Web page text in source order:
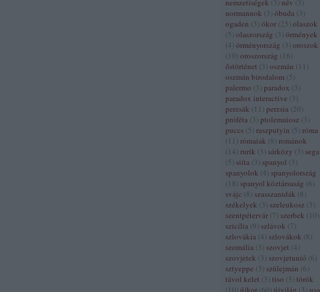
nemzetiségek (3 ) név (3 )
normannok (3 ) óbuda (3 )
ogaden (3 ) ókor (25 ) olaszok
(5 ) olaszország (3 ) örmények
(4) örményország (3 ) oroszok
( 10) oroszország ( 16)
őstörténet (3 ) oszmán ( 11 )
oszmán birodalom (5 )
palermo (3 ) paradox (3 )
paradox interactive (3 )
perzsák ( 11 ) perzsia (20)
próféta (3 ) ptolemaiosz (3 )
puccs (5 ) raszputyin (5 ) róma
( 11 ) rómaiak (8) románok
( 14) rurik (3 ) sárközy (3 ) sega
(5 ) siíta (3 ) spanyol (3 )
spanyolok (4) spanyolország
( 18) spanyol köztársaság (6)
svájc (8) szasszanidák (8)
székelyek (3 ) szeleukosz (3 )
szentpétervár (7) szerbek ( 10)
szicília (9) szlávok (7)
szlovákia (4) szlovákok (8)
szomália (3 ) szovjet (4)
szovjetek (3 ) szovjetunió (6)
sztyeppe (3 ) szülejmán (6)
távol kelet (3 ) tiso (3 ) török
( 10 újkor (60 újvilág ( 3 usa